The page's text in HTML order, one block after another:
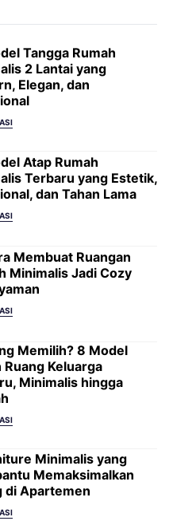
Tangga Rumah
2 Lantai yang
Elegan, dan
Atap Rumah
Terbaru yang Estetik,
dan Tahan Lama
Membuat Ruangan
Minimalis Jadi Cozy
Memilih? 8 Model
Ruang Keluarga
Minimalis hingga
Minimalis yang
Memaksimalkan
di Apartemen